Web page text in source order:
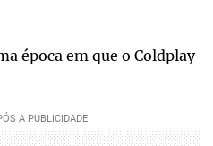
época em que o Coldplay